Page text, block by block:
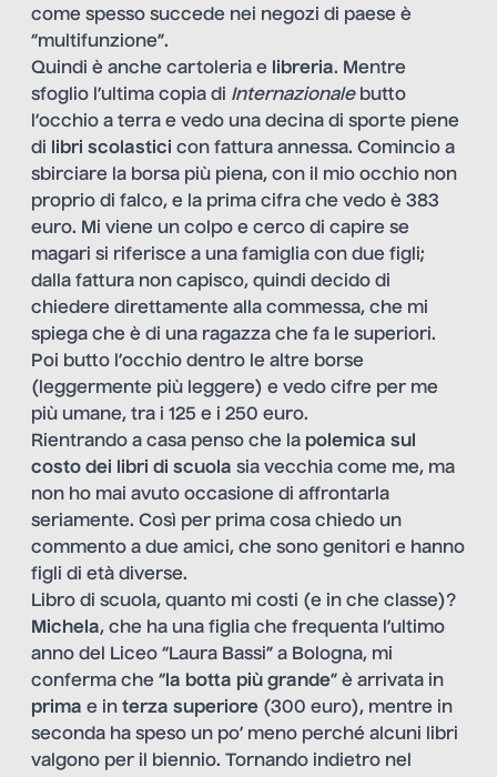
come spesso succede nei negozi di paese è
“multifunzione”.
Quindi è anche cartoleria e libreria. Mentre
sfoglio l’ultima copia di Internazionalebutto
l’occhio a terra e vedo una decina di sporte piene
di
libri scolastici con fattura annessa. Comincio a
sbirciare la borsa più piena, con il mio occhio non
proprio di falco, e la prima cifra che vedo è 383
euro. Mi viene un colpo e cerco di capire se
magari si riferisce a una famiglia con due figli;
dalla fattura non capisco, quindi decido di
chiedere direttamente alla commessa, che mi
spiega che è di una ragazza che fa le superiori.
Poi butto l’occhio dentro le altre borse
(leggermente più leggere) e vedo cifre per me
più umane, tra i 125 e i 250 euro.
Rientrando a casa penso che la polemica sul
costo dei libri di scuola sia vecchia come me, ma
non ho mai avuto occasione di affrontarla
seriamente. Così per prima cosa chiedo un
commento a due amici, che sono genitori e hanno
figli di età diverse.
Libro di scuola, quanto mi costi (e in che classe)?
Michela, che ha una figlia che frequenta l’ultimo
anno del Liceo “Laura Bassi” a Bologna, mi
conferma che “ la botta più grande” è arrivata in
prima e in terza superiore (300 euro), mentre in
seconda ha speso un po’ meno perché alcuni libri
valgono per il biennio. Tornando indietro nel